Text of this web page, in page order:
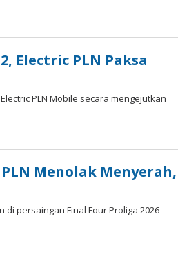
Electric PLN Paksa
PLN Mobile secara mengejutkan
Menolak Menyerah,
di persaingan Final Four Proliga 2026